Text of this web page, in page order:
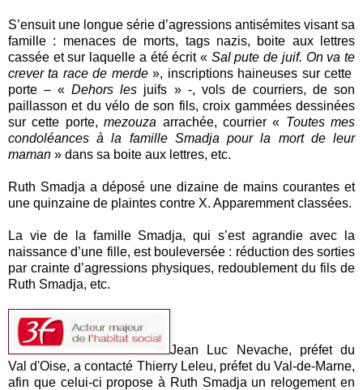
S’ensuit une longue série d’agressions antisémites visant sa
famille : menaces de morts, tags nazis, boite aux lettres
cassée et sur laquelle a été écrit « Sal pute de juif. On va te
crever ta race de merde», inscriptions haineuses sur cette
porte – «Dehors les juifs » -, vols de courriers, de son
paillasson et du vélo de son fils, croix gammées dessinées
sur cette porte,mezouza arrachée, courrier « Toutes mes
condoléances à la famille Smadja pour la mort de leur
maman » dans sa boite aux lettres, etc.
Ruth Smadja a déposé une dizaine de mains courantes et
une quinzaine de plaintes contre X. Apparemment classées.
La vie de la famille Smadja, qui s’est agrandie avec la
naissance d’une fille, est bouleversée : réduction des sorties
par crainte d’agressions physiques, redoublement du fils de
Ruth Smadja, etc.
Jean Luc Nevache, préfet du
Val d'Oise, a contacté Thierry Leleu, préfet du Val-de-Marne,
afin que celui-ci propose à Ruth Smadja un relogement en